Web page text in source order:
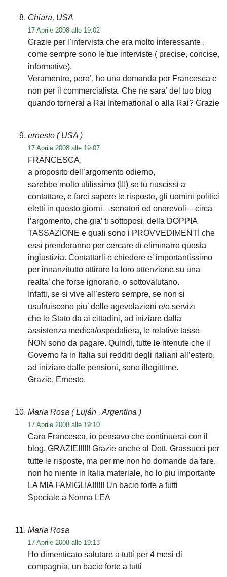
Chiara, USA
17 Aprile 2008 alle 19:02
Grazie per l’intervista che era molto interessante ,
come sempre sono le tue interviste ( precise, concise,
informative).
Veramentre, pero’, ho una domanda per Francesca e
non per il commercialista. Che ne sara’ del tuo blog
quando tornerai a Rai International o alla Rai? Grazie
ernesto ( USA )
17 Aprile 2008 alle 19:07
FRANCESCA,
a proposito dell’argomento odierno,
sarebbe molto utilissimo (!!!) se tu riuscissi a
contattare, e farci sapere le risposte, gli uomini politici
eletti in questo giorni – senatori ed onorevoli – circa
l’argomento, che gia’ ti sottoposi, della DOPPIA
TASSAZIONE e quali sono i PROVVEDIMENTI che
essi prenderanno per cercare di eliminarre questa
ingiustizia. Contattarli e chiedere e’ importantissimo
per innanzitutto attirare la loro attenzione su una
realta’ che forse ignorano, o sottovalutano.
Infatti, se si vive all’estero sempre, se non si
usufruiscono piu’ delle agevolazioni e/o servizi
che lo Stato da ai cittadini, ad iniziare dalla
assistenza medica/ospedaliera, le relative tasse
NON sono da pagare. Quindi, tutte le ritenute che il
Governo fa in Italia sui redditi degli italiani all’estero,
ad iniziare dalle pensioni, sono illegittime.
Grazie, Ernesto.
Maria Rosa ( Luján , Argentina )
17 Aprile 2008 alle 19:10
Cara Francesca, io pensavo che continuerai con il
blog, GRAZIE!!!!!! Grazie anche al Dott. Grassucci per
tutte le risposte, ma per me non ho domande da fare,
non ho niente in Italia materiale, ho lo piu importante
LA MIA FAMIGLIA!!!!!! Un bacio forte a tutti
Speciale a Nonna LEA
Maria Rosa
17 Aprile 2008 alle 19:13
Ho dimenticato salutare a tutti per 4 mesi di
compagnia, un bacio forte a tutti